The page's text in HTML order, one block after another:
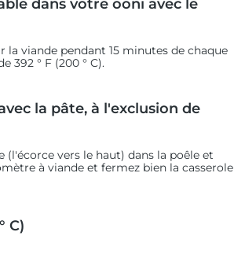
dans votre ooni avec le
viande pendant 15 minutes de chaque
392 ° F (200 ° C).
la pâte, à l'exclusion de
(l'écorce vers le haut) dans la poêle et
à viande et fermez bien la casserole
C)